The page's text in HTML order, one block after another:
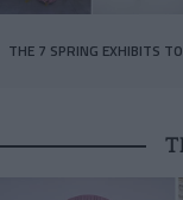
THE 7 SPRING EXHIBITS